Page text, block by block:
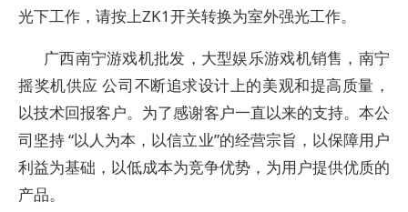
光下工作，请按上ZK1开关转换为室外强光工作。
广西南宁游戏机批发，大型娱乐游戏机销售，南宁
摇奖机供应 公司不断追求设计上的美观和提高质量，
以技术回报客户。为了感谢客户一直以来的支持。本公
司坚持 “以人为本，以信立业”的经营宗旨，以保障用户
利益为基础，以低成本为竞争优势，为用户提供优质的
产品。